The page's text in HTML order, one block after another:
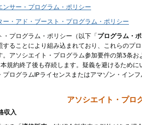
ンサー・プログラム・ポリシー
ー・アド・ブースト・プログラム・ポリシー
・プログラム・ポリシー（以下「プログラム・
することにより組み込まれており、これらのプ
。アソシエイト・プログラム参加要件の第3条
規約終了後も存続します。疑義を避けるため
プログラムIPライセンスまたはアマゾン・イン
アソシエイト・プロ
収入